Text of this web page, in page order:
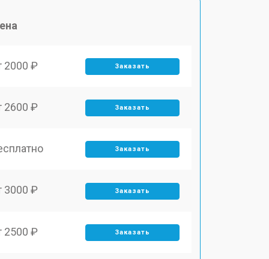
2000 ₽ Заказать
2600 ₽ Заказать
Заказать
3000 ₽ Заказать
2500 ₽ Заказать